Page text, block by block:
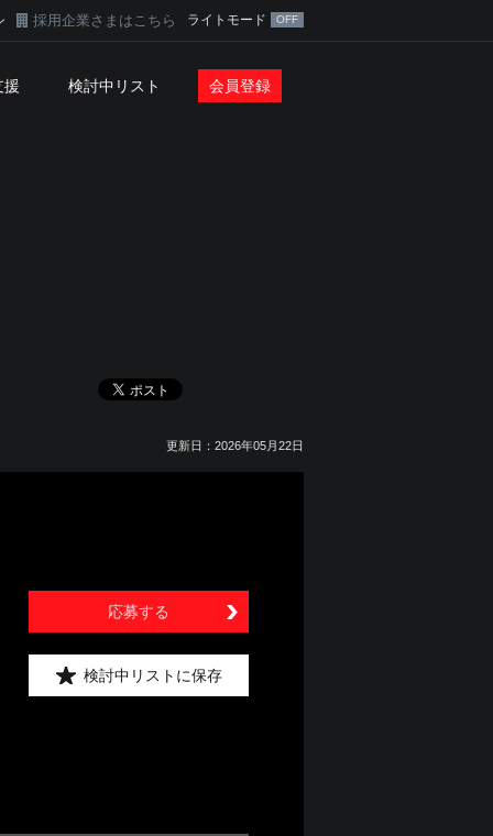
採用企業さまはこちら ライトモード
援 検討中リスト 会員登録
更新日：2026年05月22日
応募する
検討中リストに保存